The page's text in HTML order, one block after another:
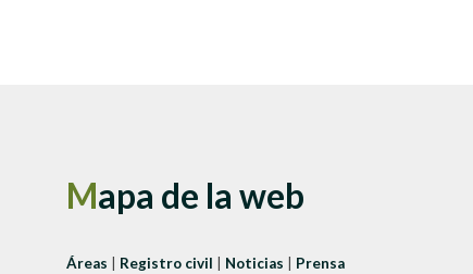
Mapa de la web
Áreas Registro civil Noticias
Prensa